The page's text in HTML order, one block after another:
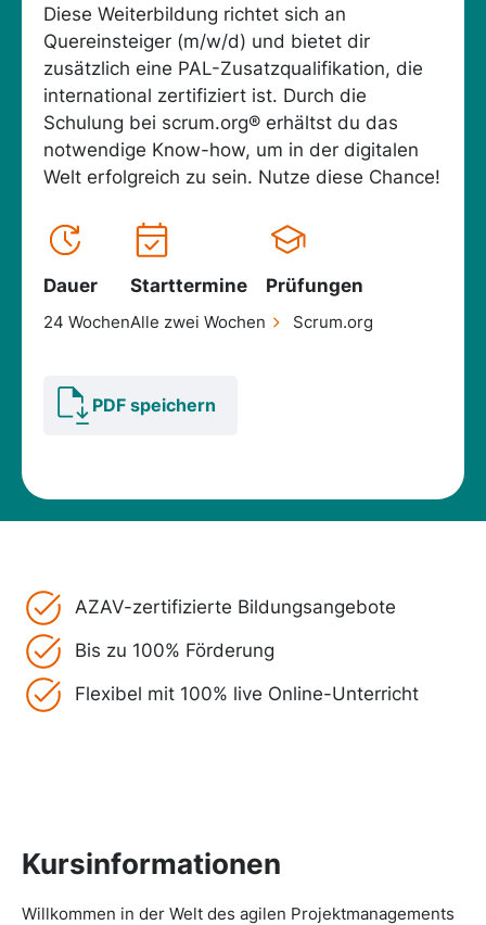
Diese Weiterbildung richtet sich an
Quereinsteiger (m/w/d) und bietet dir
zusätzlich eine PAL-Zusatzqualifikation, die
international zertifiziert ist. Durch die
Schulung bei scrum.org® erhältst du das
notwendige Know-how, um in der digitalen
Welt erfolgreich zu sein. Nutze diese Chance!
Dauer
24 Wochen
Starttermine
Alle zwei Wochen
Prüfungen
Scrum.org
PDF speichern
AZAV-zertifizierte Bildungsangebote
Bis zu 100% Förderung
Flexibel mit 100% live Online-Unterricht
Kursinformationen
Willkommen in der Welt des agilen Projektmanagements